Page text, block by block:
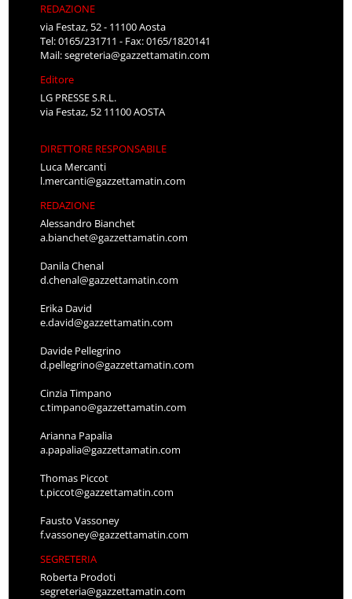
REDAZIONE
via Festaz, 52 - 11100 Aosta
Tel: 0165/231711 - Fax: 0165/1820141
Mail:segreteria@gazzettamatin.com
Editore
LG PRESSE S.R.L.
via Festaz, 52 11100 AOSTA
DIRETTORE RESPONSABILE
Luca Mercanti
l.mercanti@gazzettamatin.com
REDAZIONE
Alessandro Bianchet
a.bianchet@gazzettamatin.com
Danila Chenal
d.chenal@gazzettamatin.com
Erika David
e.david@gazzettamatin.com
Davide Pellegrino
d.pellegrino@gazzettamatin.com
Cinzia Timpano
c.timpano@gazzettamatin.com
Arianna Papalia
a.papalia@gazzettamatin.com
Thomas Piccot
t.piccot@gazzettamatin.com
Fausto Vassoney
f.vassoney@gazzettamatin.com
SEGRETERIA
Roberta Prodoti
segreteria@gazzettamatin.com